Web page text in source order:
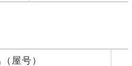
屋号）